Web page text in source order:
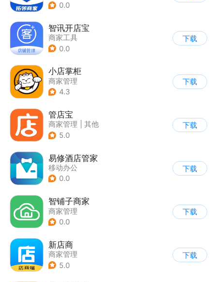
0.0
智讯开店宝
商家工具
0.0
下载
小店掌柜
商家管理
4.3
下载
管店宝
商家管理
其他
5.0
下载
易修酒店管家
移动办公
0.0
下载
智铺子商家
商家管理
0.0
下载
新店商
商家管理
5.0
下载